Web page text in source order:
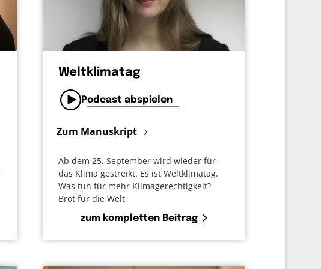
Weltklimatag
Podcast abspielen
Zum Manuskript
Ab dem 25. September wird wieder für
das Klima gestreikt. Es ist Weltklimatag.
Was tun für mehr Klimagerechtigkeit?
Brot für die Welt
zum kompletten Beitrag